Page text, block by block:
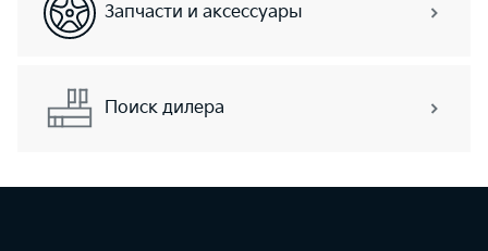
Запчасти и аксессуары
Поиск дилера